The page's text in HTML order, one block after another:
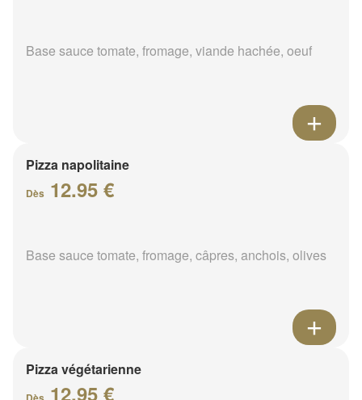
Base sauce tomate, fromage, viande hachée, oeuf
Pizza napolitaine
Dès 12.95 €
Base sauce tomate, fromage, câpres, anchois, olives
Pizza végétarienne
12.95 €